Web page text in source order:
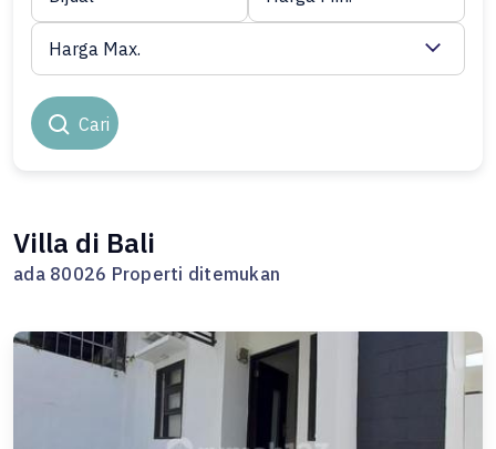
Cari
Harga Max.
Villa di Bali
ada 80026 Properti ditemukan